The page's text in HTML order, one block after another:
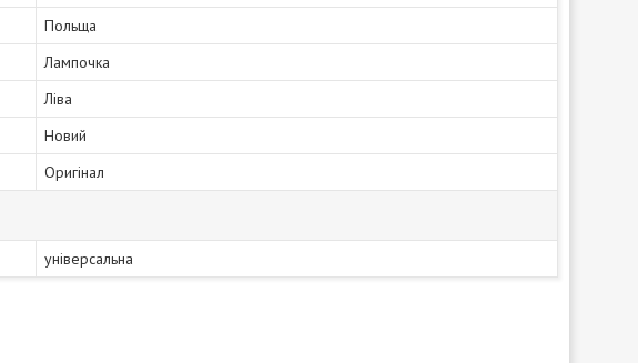
Польща
Лампочка
Ліва
Новий
Оригінал
універсальна